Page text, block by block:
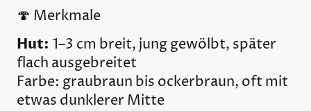
🍄 Merkmale
Hut: 1–3 cm breit, jung gewölbt, später
flach ausgebreitet
Farbe: graubraun bis ockerbraun, oft mit
etwas dunklerer Mitte